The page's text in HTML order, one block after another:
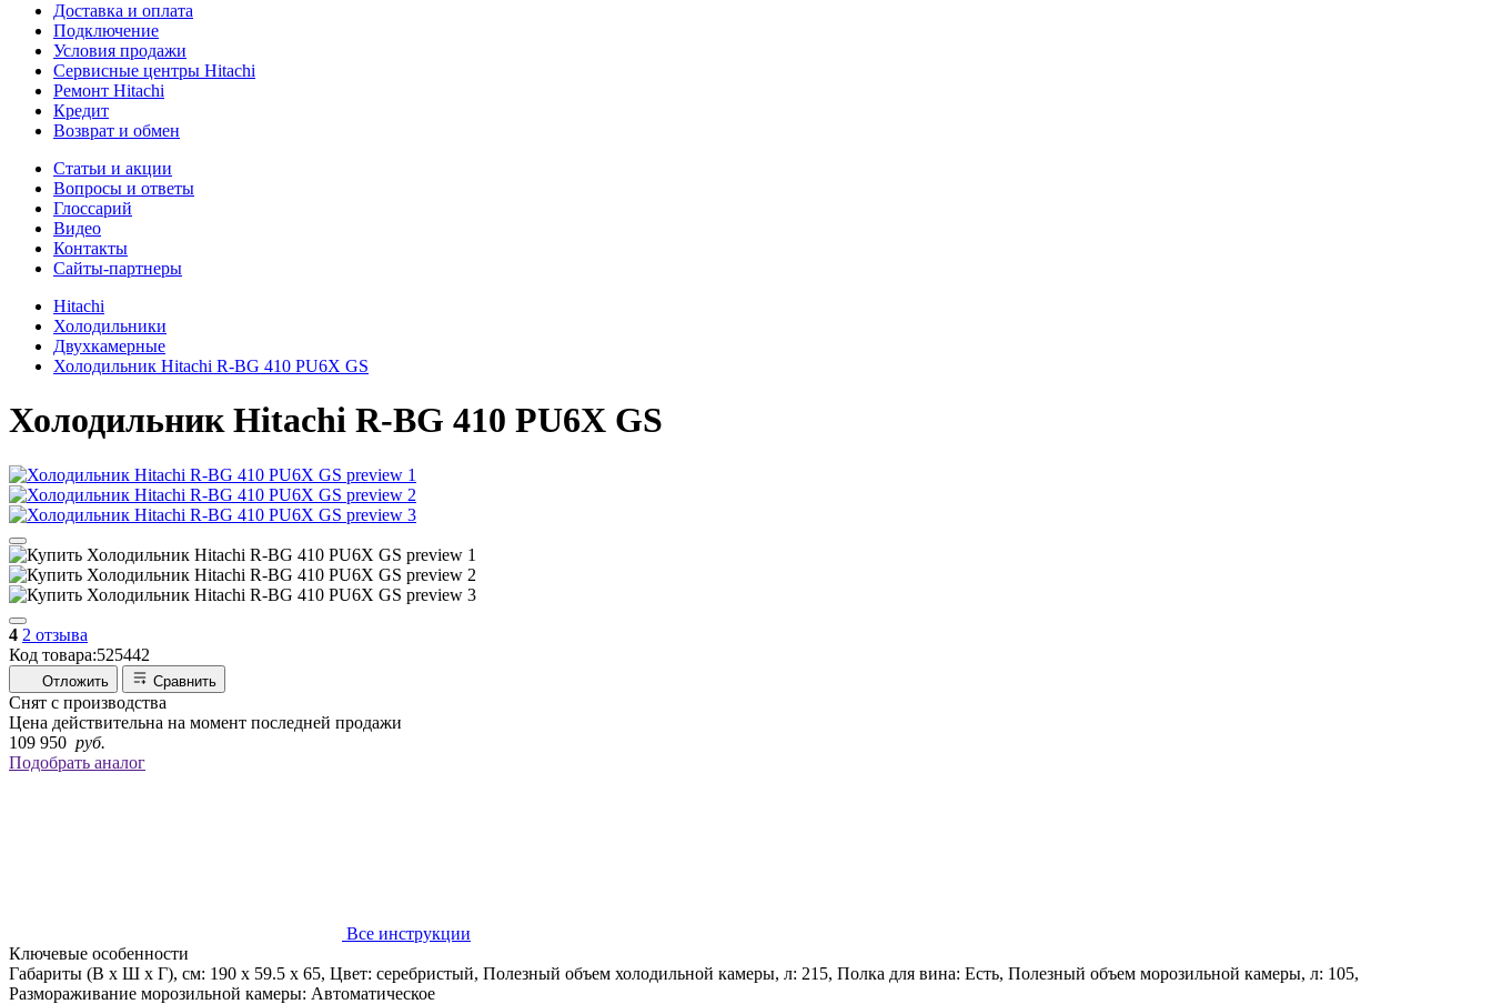
Доставка и оплата
Подключение
Условия продажи
Сервисные центры Hitachi
Ремонт Hitachi
Кредит
Возврат и обмен
Cтатьи и акции
Вопросы и ответы
Глоссарий
Видео
Контакты
Сайты-партнеры
Hitachi
Холодильники
Двухкамерные
Холодильник Hitachi R-BG 410 PU6X GS
ХолодильникHitachi R-BG 410 PU6X GS
4 2 отзыва
Код товара:525442
Отложить Сравнить
Снят с производства
Цена действительна на момент последней продажи
109 950 руб.
Подобрать аналог
Все инструкции
Ключевые особенности
Габариты (В х Ш х Г), см: 190 х 59.5 х 65, Цвет: серебристый, Полезный объем холодильной камеры, л: 215, Полка для вина: Есть, Полезный объем морозильной камеры, л: 105,
Размораживание морозильной камеры: Автоматическое